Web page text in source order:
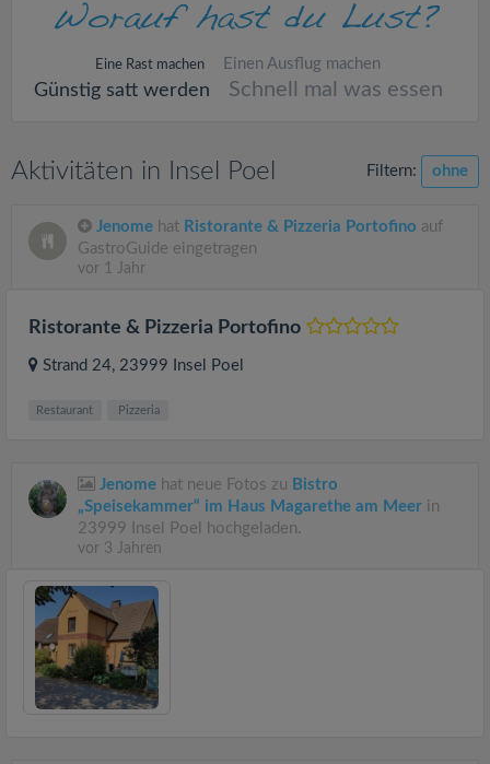
Eine Rast machen Einen Ausflug machen
Günstig satt werden Schnell mal was essen
Aktivitäten in Insel Poel Filtern: ohne
Jenome hat Ristorante & Pizzeria Portofino auf
GastroGuide eingetragen
vor 1 Jahr
Ristorante & Pizzeria Portofino
Strand 24, 23999 Insel Poel
Restaurant Pizzeria
Jenome hat neue Fotos zu Bistro
„Speisekammer“ im Haus Magarethe am Meer in
23999 Insel Poel hochgeladen.
vor 3 Jahren